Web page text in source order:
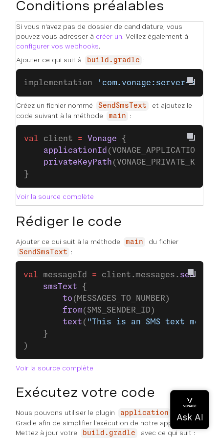
Conditions préalables
Si vous n'avez pas de dossier de candidature, vous
pouvez vous adresser à créer un. Veillez également à
configurer vos webhooks.
Ajouter ce qui suit à
build.gradle :
implementation 'com.vonage:server-
Créez un fichier nommé SendSmsText
et ajoutez le
code suivant à la méthode
main :
val client = Vonage {
    applicationId
(VONAGE_APPLICATION_ID)
    privateKeyPath
}
Voir la source complète
Rédiger le code
Ajouter ce qui suit à la méthode main du fichier
SendSmsText :
val messageId = client.messages. send
    smsText
{
        to
(MESSAGES_TO_NUMBER)
        from
(SMS_SENDER_ID)
        text
( "This is an SMS text
    }
)
Voir la source complète
Exécutez votre code
Nous pouvons utiliser le plugin application
pour
Gradle afin de simplifier l'exécution de notre application.
Mettez à jour votre
build.gradle avec ce qui suit :